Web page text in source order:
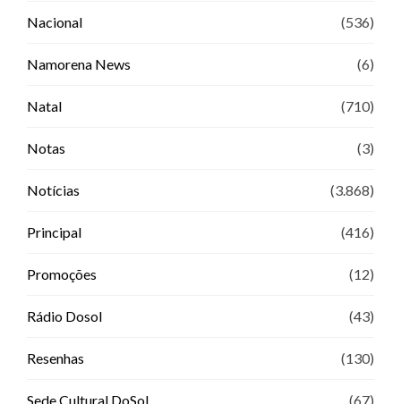
Nacional (536)
Namorena News (6)
Natal (710)
Notas (3)
Notícias (3.868)
Principal (416)
Promoções (12)
Rádio Dosol (43)
Resenhas (130)
Sede Cultural DoSol (67)